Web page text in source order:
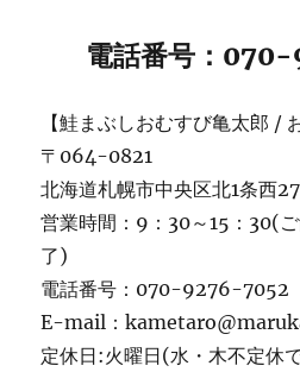
電話番号：
【鮭まぶしおむすび亀太郎 /
〒064-0821
北海道札幌市中央区北1条西
営業時間：9：30～15：30(
了)
電話番号：070-9276-7052
E-mail：
定休日:火曜日(水・木不定休で